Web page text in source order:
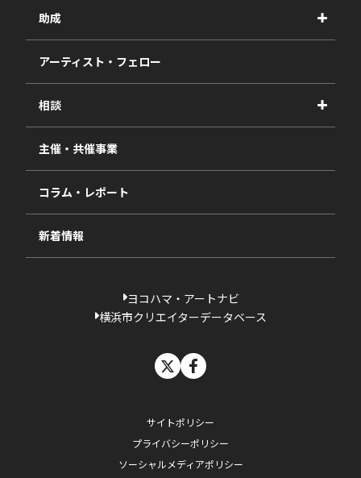
事業紹介
事業報告書
助成
2027年度
2026年度
2025年度
2024年度
2023年度
過去の採択一覧
アーティスト・フェロー
相談
視察・ヒアリング・研究
相談依頼フォーム
主催・共催事業
コラム・レポート
新着情報
ヨコハマ・アートナビ
横浜市クリエイターデータベース
サイトポリシー
プライバシーポリシー
ソーシャルメディアポリシー